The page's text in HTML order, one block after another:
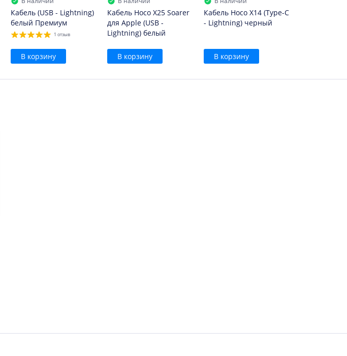
Кабель (USB - Lightning)
белый Премиум
1 отзыв
В корзину
Кабель Hoco X25 Soarer
для Apple (USB -
Lightning) белый
В корзину
Кабель Hoco X14 (Type-C
- Lightning) черный
В корзину